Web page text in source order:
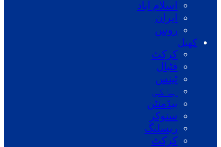
اسلام آباد
ایران
روس
کھیل
کرکٹ
فٹبال
ٹینس
ہاکی
بیڈمنٹن
سنوکر
ریسلنگ
کرکٹ